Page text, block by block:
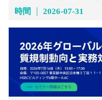
時間 2026-07-31